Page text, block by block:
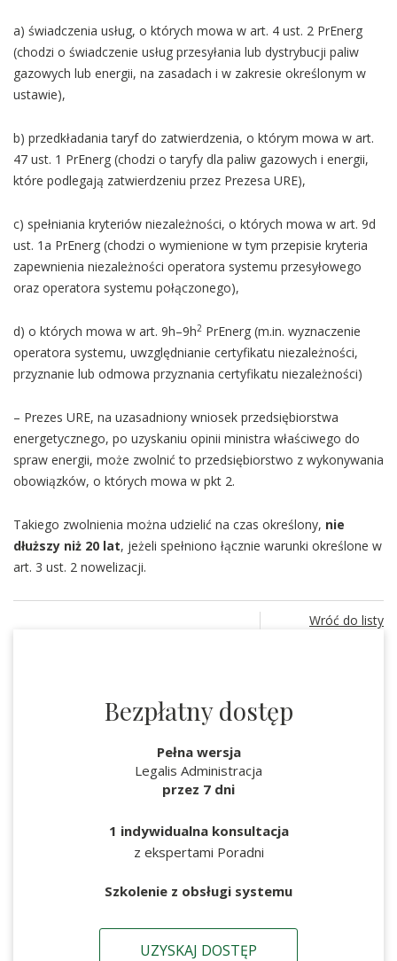
a) świadczenia usług, o których mowa w art. 4 ust. 2 PrEnerg
(chodzi o świadczenie usług przesyłania lub dystrybucji paliw
gazowych lub energii, na zasadach i w zakresie określonym w
ustawie),
b) przedkładania taryf do zatwierdzenia, o którym mowa w art.
47 ust. 1 PrEnerg (chodzi o taryfy dla paliw gazowych i energii,
które podlegają zatwierdzeniu przez Prezesa URE),
c) spełniania kryteriów niezależności, o których mowa w art. 9d
ust. 1a PrEnerg (chodzi o wymienione w tym przepisie kryteria
zapewnienia niezależności operatora systemu przesyłowego
oraz operatora systemu połączonego),
d) o których mowa w art. 9h–9h2 PrEnerg (m.in. wyznaczenie
operatora systemu, uwzględnianie certyfikatu niezależności,
przyznanie lub odmowa przyznania certyfikatu niezależności)
– Prezes URE, na uzasadniony wniosek przedsiębiorstwa
energetycznego, po uzyskaniu opinii ministra właściwego do
spraw energii, może zwolnić to przedsiębiorstwo z wykonywania
obowiązków, o których mowa w pkt 2.
Takiego zwolnienia można udzielić na czas określony, nie
dłuższy niż 20 lat, jeżeli spełniono łącznie warunki określone w
art. 3 ust. 2 nowelizacji.
Wróć do listy
Bezpłatny dostęp
Pełna wersja
Legalis Administracja
przez 7 dni
1 indywidualna konsultacja
z ekspertami Poradni
Szkolenie z obsługi systemu
UZYSKAJ DOSTĘP